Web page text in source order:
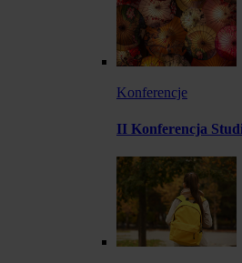
Konferencje
II Konferencja